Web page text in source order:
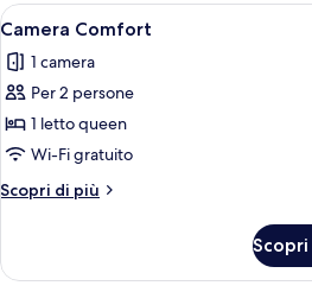
Apri
tutte
le
foto
per
Camera
Comfort
Un
1
Camera Comfort
1 camera
Per 2 persone
1 letto queen
Wi-Fi gratuito
Scopri di più
Altri
Comfort